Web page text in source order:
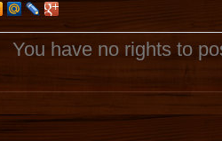
You have no rights to